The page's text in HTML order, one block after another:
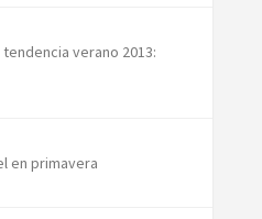
verano 2013:
en primavera